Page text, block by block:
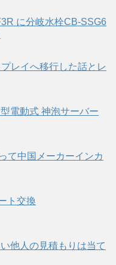
に分岐水栓CB-SSG6
レイへ移行した話とレ
電動式 神泡サーバー
て中国メーカーインカ
ト交換
他人の見積もりは当て